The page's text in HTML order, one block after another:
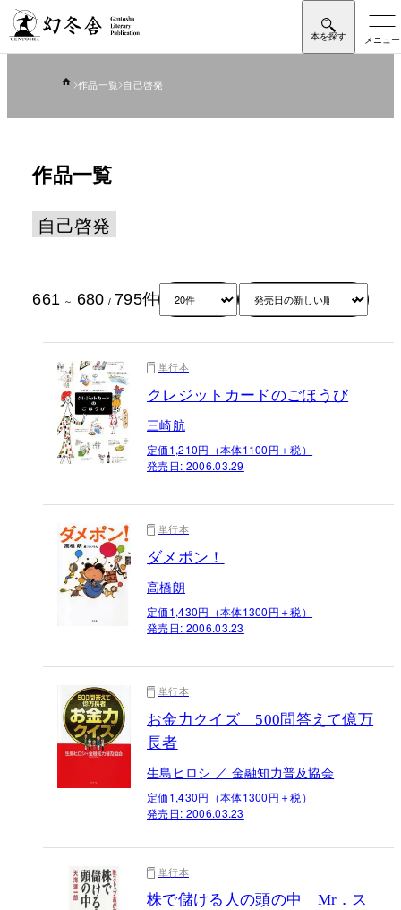
作品一覧 自己啓発
作品一覧
自己啓発
661 ～ 680 / 795件
単行本
クレジットカードのごほうび
三崎航
定価1,210円（本体1100円＋税）
発売日: 2006.03.29
単行本
ダメポン！
高橋朗
定価1,430円（本体1300円＋税）
発売日: 2006.03.23
単行本
お金力クイズ 500問答えて億万
長者
生島ヒロシ ／ 金融知力普及協会
定価1,430円（本体1300円＋税）
発売日: 2006.03.23
単行本
株で儲ける人の頭の中 Mr．ス